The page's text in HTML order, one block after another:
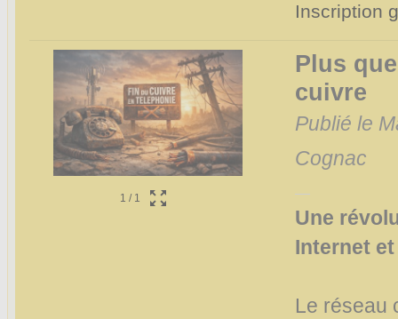
Inscription
1 / 1
Plus
cuivre
Publié le
Cognac
Une
Internet
Le réseau